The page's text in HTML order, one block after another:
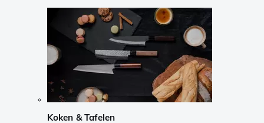
Koken & Tafelen